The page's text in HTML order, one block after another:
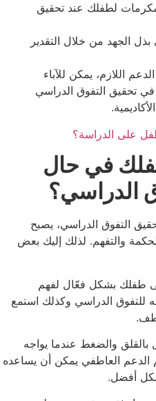
لطفلك عند تحقيق
الجهد من خلال التقدير
اللازم، يمكن للآباء
تحقيق التفوق الدراسي
على الدراسة؟
في حال
الدراسي؟
التفوق الدراسي، يصبح
والتفهم. لذلك إليك بعض
طفلك بشكل فعّال لفهم
للتفوق الدراسي وكذلك استمع
والضغط عندما يواجه
الدعم العاطفي يمكن أن يساعده
أفضل.